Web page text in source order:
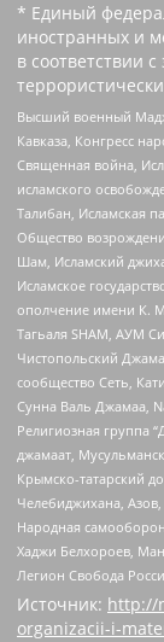
* Единый
иностранных и
в соответствии
Высший военный
Кавказа, Конгресс
Священная война,
исламского
Талибан, Исламская
Общество
Шам, Исламский
Исламское
ополчение имени К.
Тагьаля SHAM, АУМ
Чистопольский
сообщество Сеть,
Сунна Валь Джамаа,
Религиозная группа
джамаат,
Крымско-татарский
Челебиджихана,
Народная
Хаджи Белхороев,
Легион Свобода
Источник: http://
organizacii-i-